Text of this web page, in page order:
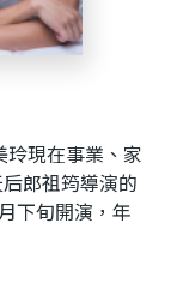
玲現在事業、家
郎祖筠導演的
下旬開演，年